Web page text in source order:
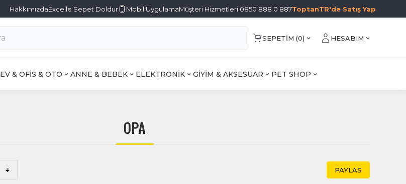
HakkımızdaExcelle Sepet Doldur Mobil UygulamaMüşteri Hizmetleri 0850 888 0 887ToptanTR'de Satış Yap
SEPETIM (0) HESABIM
EV & OFİS & OTO ANNE & BEBEK ELEKTRONİK GİYİM & AKSESUAR PET SHOP
OPA
PAYLAS